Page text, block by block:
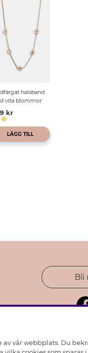
halsband
vita blommor
kr
LÄGG TILL
Bli
vår webbplats. Du